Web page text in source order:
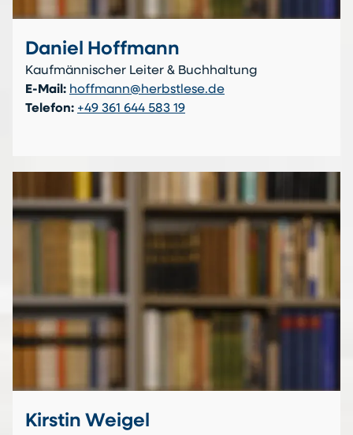
Daniel Hoffmann
Kaufmännischer Leiter & Buchhaltung
E-Mail: hoffmann@herbstlese.de
Telefon: +49 361 644 583 19
Kirstin Weigel